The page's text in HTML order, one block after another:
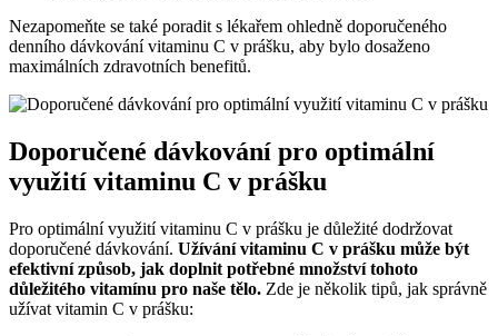
Nezapomeňte se také poradit s lékařem ohledně doporučeného
denního dávkování vitaminu C v prášku, aby bylo dosaženo
maximálních zdravotních benefitů.
Doporučené dávkování pro optimální
využití vitaminu C v prášku
Pro optimální využití vitaminu C v prášku je důležité dodržovat
doporučené dávkování. Užívání vitaminu C v prášku může být
efektivní způsob, jak doplnit potřebné množství tohoto
důležitého vitamínu pro naše tělo. Zde je několik tipů, jak správně
užívat vitamin C v prášku: